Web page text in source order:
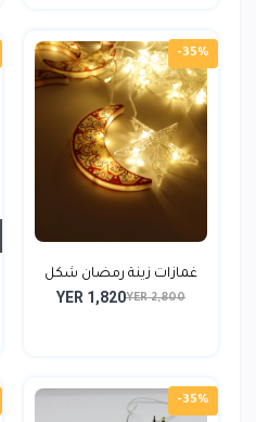
-35%
غمازات زينة رمضان شكل
ن...YER 2,800
YER 1,820
-35%